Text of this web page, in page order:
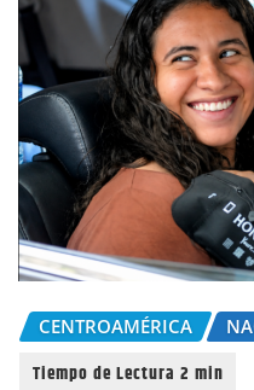
CENTROAMÉRICA